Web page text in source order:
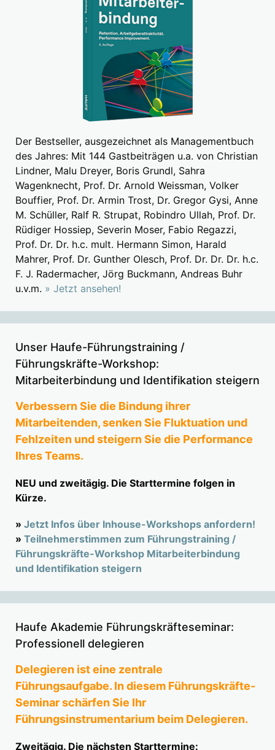
Der Bestseller, ausgezeichnet als Managementbuch
des Jahres: Mit 144 Gastbeiträgen u.a. von Christian
Lindner, Malu Dreyer, Boris Grundl, Sahra
Wagenknecht, Prof. Dr. Arnold Weissman, Volker
Bouffier, Prof. Dr. Armin Trost, Dr. Gregor Gysi, Anne
M. Schüller, Ralf R. Strupat, Robindro Ullah, Prof. Dr.
Rüdiger Hossiep, Severin Moser, Fabio Regazzi,
Prof. Dr. Dr. h.c. mult. Hermann Simon, Harald
Mahrer, Prof. Dr. Gunther Olesch, Prof. Dr. Dr. Dr. h.c.
F. J. Radermacher, Jörg Buckmann, Andreas Buhr
u.v.m. » Jetzt ansehen!
Unser Haufe-Führungstraining /
Führungskräfte-Workshop:
Mitarbeiterbindung und Identifikation steigern
Verbessern Sie die Bindung ihrer
Mitarbeitenden, senken Sie Fluktuation und
Fehlzeiten und steigern Sie die Performance
Ihres Teams.
NEU und zweitägig. Die Starttermine folgen in
Kürze.
» Jetzt Infos über Inhouse-Workshops anfordern!
» Teilnehmerstimmen zum Führungstraining /
Führungskräfte-Workshop Mitarbeiterbindung
und Identifikation steigern
Haufe Akademie Führungskräfteseminar:
Professionell delegieren
Delegieren ist eine zentrale
Führungsaufgabe. In diesem Führungskräfte-
Seminar schärfen Sie Ihr
Führungsinstrumentarium beim Delegieren.
Zweitägig. Die nächsten Starttermine: